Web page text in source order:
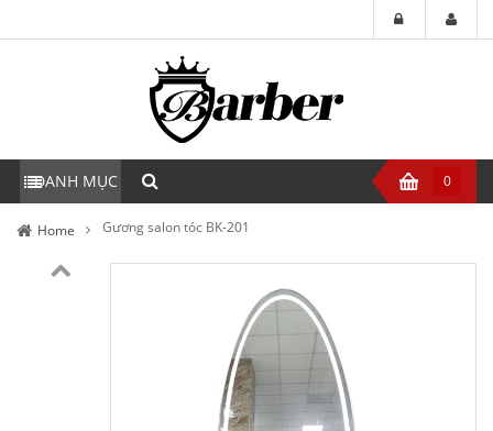
DANH MỤC 0
Home Gương salon tóc BK-201